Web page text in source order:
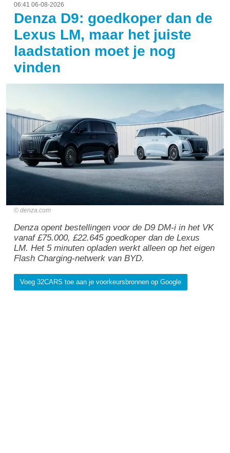
06:41 06-08-2026
Denza D9: goedkoper dan de
Lexus LM, maar het juiste
laadstation moet je nog
vinden
denza.com
Denza opent bestellingen voor de D9 DM-i in het VK
vanaf £75.000, £22.645 goedkoper dan de Lexus
LM. Het 5 minuten opladen werkt alleen op het eigen
Flash Charging-netwerk van BYD.
Voeg 32CARS toe aan je voorkeursbronnen op Google